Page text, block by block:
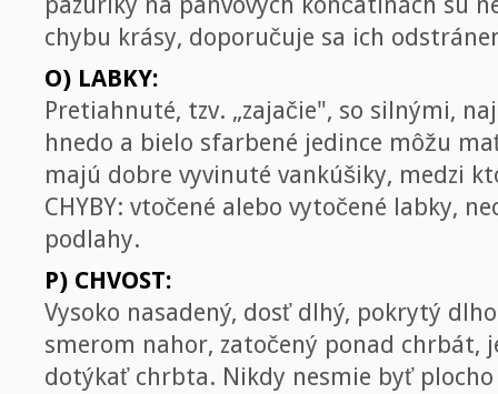
chybu krásy, doporučuje sa ich
O) LABKY:
Pretiahnuté, tzv. „zajačie", so silnými,
hnedo a bielo sfarbené jedince môžu
majú dobre vyvinuté vankúšiky, medzi
CHYBY: vtočené alebo vytočené labky,
podlahy.
P) CHVOST:
Vysoko nasadený, dosť dlhý, pokrytý
smerom nahor, zatočený ponad chrbát,
dotýkať chrbta. Nikdy nesmie byť